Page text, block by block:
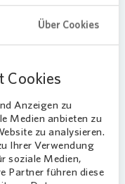
Über Cookies
Cookies
Anzeigen zu
Medien anbieten zu
zu analysieren.
Ihrer Verwendung
soziale Medien,
Partner führen diese
zum